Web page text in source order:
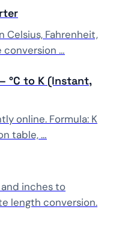
Fahrenheit,
conversion …
°C to K (Instant,
online. Formula: K
table, …
inches to
length conversion.